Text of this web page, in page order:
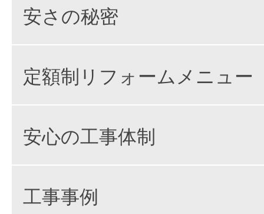
安さの秘密
定額制リフォームメニュー
安心の工事体制
工事事例